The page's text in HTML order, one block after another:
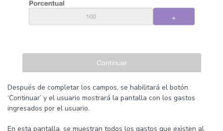
Después de completar los campos, se habilitará el botón
‘Continuar’ y el usuario mostrará la pantalla con los gastos
ingresados ​​por el usuario.
En esta pantalla, se muestran todos los gastos que existen al